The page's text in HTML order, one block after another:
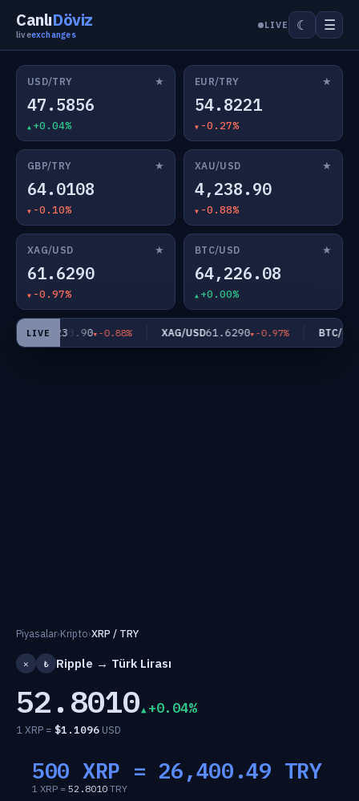
CanlıDöviz
liveexchanges
LIVE ☾ ☰
USD/TRY ★
47.5856
+0.04%
EUR/TRY ★
54.8221
-0.27%
GBP/TRY ★
64.0108
-0.10%
XAU/USD ★
4,238.90
-0.88%
XAG/USD ★
61.6290
-0.97%
BTC/USD ★
64,226.08
+0.00%
LIVE
USD4,238.90 -0.88% XAG/USD61.6290 -0.97% BTC/USD
Piyasalar›Kripto›XRP / TRY
✕ ₺ Ripple → Türk Lirası
52.8010 +0.04%
1 XRP = $1.1096 USD
500 XRP = 26,400.49 TRY
1 XRP = 52.8010 TRY